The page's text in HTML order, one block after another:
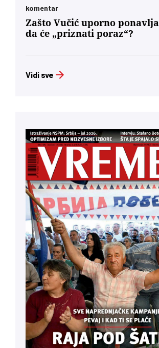
komentar
Zašto Vučić uporno ponavlja
da će „priznati poraz“?
Vidi sve